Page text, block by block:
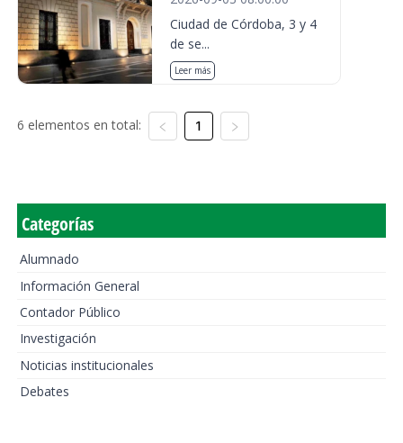
Ciudad de Córdoba, 3 y 4
de se...
Leer más
6 elementos en total: 1
Categorías
Alumnado
Información General
Contador Público
Investigación
Noticias institucionales
Debates